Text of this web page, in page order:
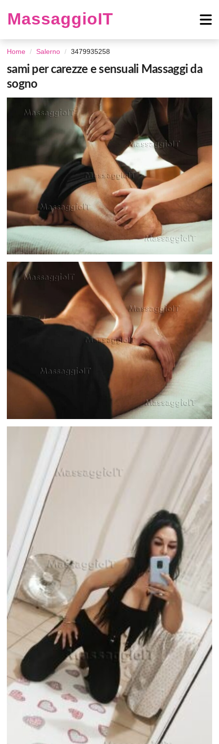
MassaggioIT
Home Salerno 3479935258
sami per carezze e sensuali Massaggi da
sogno